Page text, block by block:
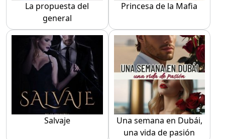
La propuesta del
general
Princesa de la Mafia
Salvaje
Una semana en Dubái,
una vida de pasión